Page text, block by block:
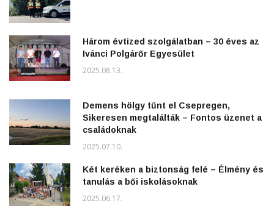
Három évtized szolgálatban – 30 éves az
Ivánci Polgárőr Egyesület
2025.08.13.
Demens hölgy tűnt el Csepregen,
Sikeresen megtalálták – Fontos üzenet a
családoknak
2025.07.10.
Két keréken a biztonság felé – Élmény és
tanulás a bői iskolásoknak
2025.06.17.